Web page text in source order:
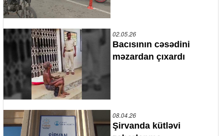
02.05.26
Bacısının cəsədini
məzardan çıxardı
08.04.26
Şirvanda kütləvi